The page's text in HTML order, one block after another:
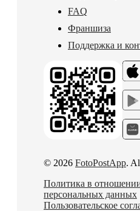
FAQ
Франшиза
Поддержка и
© 2026 FotoPostApp.
Политика в
персональных данных
Пользовательское